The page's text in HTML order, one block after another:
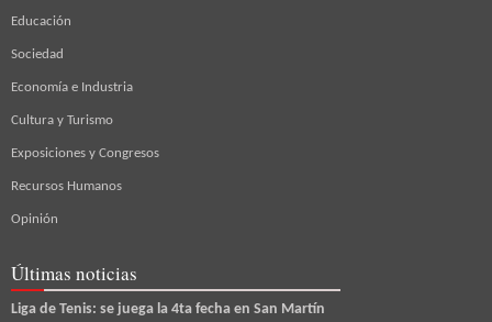
Educación
Sociedad
Economía e Industria
Cultura y Turismo
Exposiciones y Congresos
Recursos Humanos
Opinión
Últimas noticias
Liga de Tenis: se juega la 4ta fecha en San Martín